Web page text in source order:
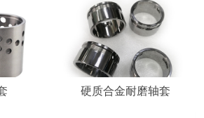
硬质合金耐磨轴套